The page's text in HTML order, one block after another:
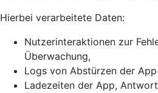
Hierbei verarbeitete Daten:
Nutzerinteraktionen zur
Überwachung,
Logs von Abstürzen der
Ladezeiten der App,